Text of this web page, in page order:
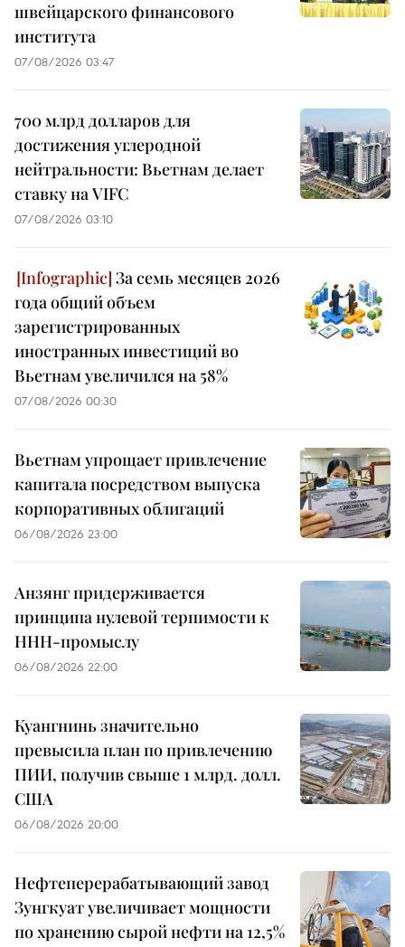
швейцарского финансового
института
07/08/2026 03:47
700 млрд долларов для
достижения углеродной
нейтральности: Вьетнам делает
ставку на VIFC
07/08/2026 03:10
За семь месяцев 2026
года общий объем
зарегистрированных
иностранных инвестиций во
Вьетнам увеличился на 58%
07/08/2026 00:30
Вьетнам упрощает привлечение
капитала посредством выпуска
корпоративных облигаций
06/08/2026 23:00
Анзянг придерживается
принципа нулевой терпимости к
ННН-промыслу
06/08/2026 22:00
Куангнинь значительно
превысила план по привлечению
ПИИ, получив свыше 1 млрд. долл.
США
06/08/2026 20:00
Нефтеперерабатывающий завод
Зунгкуат увеличивает мощности
по хранению сырой нефти на 12,5%